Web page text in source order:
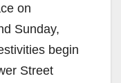
on
Sunday,
begin
Street